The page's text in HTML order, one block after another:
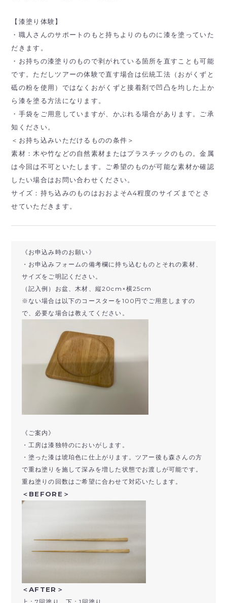
【漆塗り体験】
・職人さんのサポートのもと持ちよりのものに漆を塗っていた
だきます。
・お持ちの漆塗りのもので剥がれている箇所を直すことも可能
です。ただしツアーの体験で直す場合は伝統工法（おがくずと
砥の粉を使用）ではなくおがくずと接着剤で凹凸を均した上か
ら漆を塗る方法になります。
・手袋をご用意していますが、かぶれる場合があります。ご承
知ください。
＜お持ち込みいただけるものの条件＞
素材：木や竹などの自然素材またはプラスチックのもの。金属
は今回は不可といたします。ご希望のものが可能な素材か確認
したい場合はお問い合わせください。
サイズ：持ち込みのものはおおよそA4程度のサイズまでとさ
せていただきます。
《お申込み時のお願い》
・お申込みフォームの備考欄に持ち込むものとそれの素材、
サイズをご明記ください。
（記入例）お盆、木材、縦20cm×横25cm
※ない場合は以下のコースターを100円でご用意しますの
で、必要な場合は教えてください。
《ご案内》
・工房は漆独特のにおいがします。
・塗った漆は琥珀色に仕上がります。ツアー後も森さんの方
で重ね塗りを施して深みを増した状態でお渡しが可能です。
重ね塗りの回数はご希望に合わせて対応いたします。
＜BEFORE＞
＜AFTER＞